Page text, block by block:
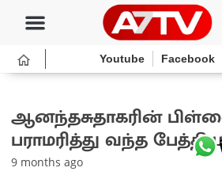
Youtube Facebook
ஆனந்தசுதாகரின்
பராமரித்து வந்த
9 months ago